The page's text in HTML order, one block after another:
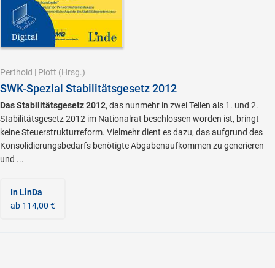
Perthold | Plott (Hrsg.)
SWK-Spezial Stabilitätsgesetz 2012
Das Stabilitätsgesetz 2012, das nunmehr in zwei Teilen als 1. und 2.
Stabilitätsgesetz 2012 im Nationalrat beschlossen worden ist, bringt
keine Steuerstrukturreform. Vielmehr dient es dazu, das aufgrund des
Konsolidierungsbedarfs benötigte Abgabenaufkommen zu generieren
und ...
In LinDa
ab 114,00 €